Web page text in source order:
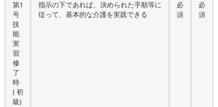
第1
号
技
能
実
習
修
了
時
(初
級)
指示の下であれば、決められた手順等に
従って、基本的な介護を実践できる
必
須
必
須